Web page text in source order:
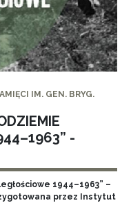
IM. GEN. BRYG.
-
1944–1963” –
przez Instytut